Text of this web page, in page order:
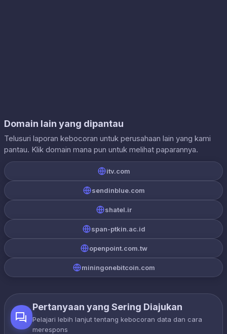
Domain lain yang dipantau
Telusuri laporan kebocoran untuk perusahaan lain yang kami
pantau. Klik domain mana pun untuk melihat paparannya.
itv.com
sendinblue.com
shatel.ir
span-ptkin.ac.id
openpoint.com.tw
miningonebitcoin.com
Pertanyaan yang Sering Diajukan
Pelajari lebih lanjut tentang kebocoran data dan cara
merespons